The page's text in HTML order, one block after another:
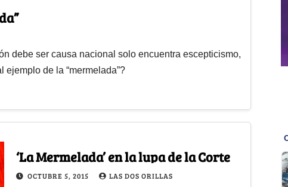
debe ser causa nacional solo encuentra escepticismo,
de la “mermelada”?
‘La Mermelada’ en la lupa de la Corte
OCTUBRE 5, 2015 LAS DOS ORILLAS